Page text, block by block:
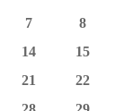
7
8
14
15
21
22